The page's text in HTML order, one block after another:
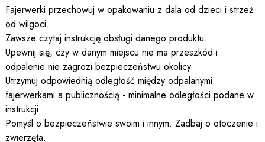
Fajerwerki przechowuj w opakowaniu z dala od dzieci i strzeż
od wilgoci.
Zawsze czytaj instrukcję obsługi danego produktu.
Upewnij się, czy w danym miejscu nie ma przeszkód i
odpalenie nie zagrozi bezpieczeństwu okolicy.
Utrzymuj odpowiednią odległość między odpalanymi
fajerwerkami a publicznością - minimalne odległości podane w
instrukcji.
Pomyśl o bezpieczeństwie swoim i innym. Zadbaj o otoczenie i
zwierzęta.